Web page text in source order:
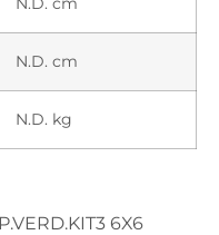
N.D. cm
N.D. kg
6X6